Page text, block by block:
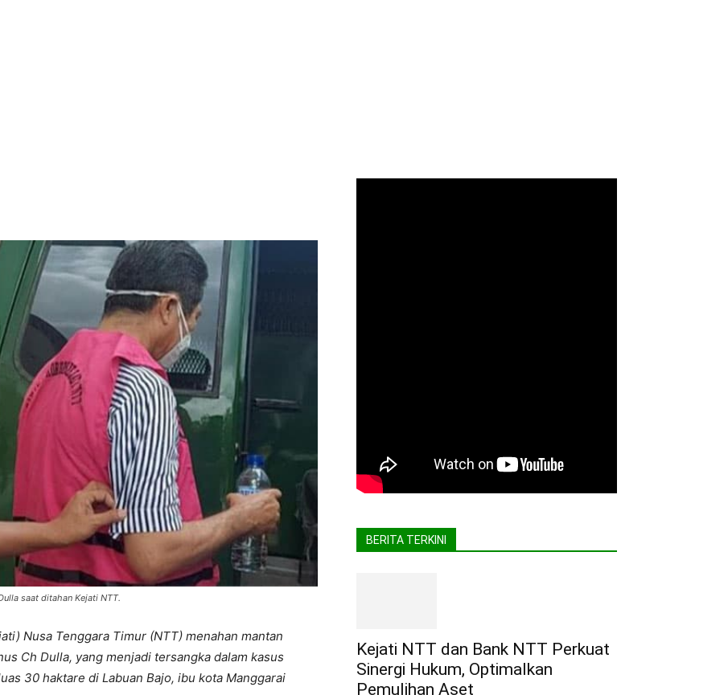
saat ditahan Kejati NTT.
Nusa Tenggara Timur (NTT) menahan mantan
Ch Dulla, yang menjadi tersangka dalam kasus
30 haktare di Labuan Bajo, ibu kota Manggarai
BERITA TERKINI
Kejati NTT dan Bank NTT Perkuat
Sinergi Hukum, Optimalkan
Pemulihan Aset